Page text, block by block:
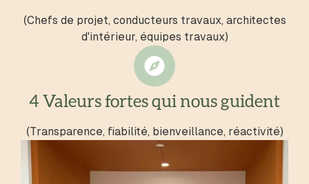
(Chefs de projet, conducteurs travaux, architectes
d'intérieur, équipes travaux)
4 Valeurs fortes qui nous guident
(Transparence, fiabilité, bienveillance, réactivité)